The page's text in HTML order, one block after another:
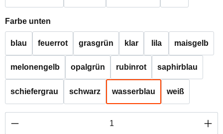
Farbe unten
blau feuerrot grasgrün klar lila maisgelb
melonengelb opalgrün rubinrot saphirblau
schiefergrau schwarz wasserblau weiß
Produkt Anzahl: Gib den gewünschten